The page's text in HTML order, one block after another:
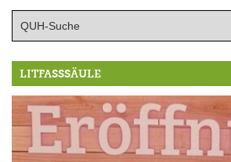
LITFASSSÄULE